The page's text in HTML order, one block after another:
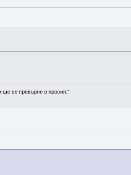
ще се превърне в просия."